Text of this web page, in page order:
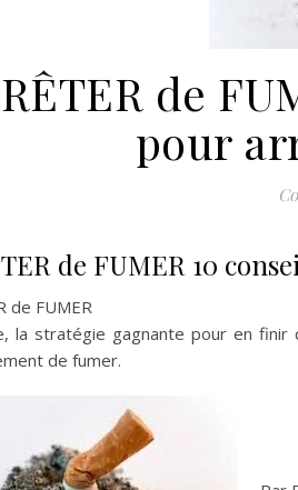
de
pour
de FUMER 10
de FUMER
la stratégie gagnante pour en
de fumer.